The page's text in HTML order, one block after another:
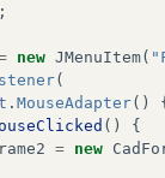
new JMenuItem(
(
. MouseAdapter()
()
{
= new